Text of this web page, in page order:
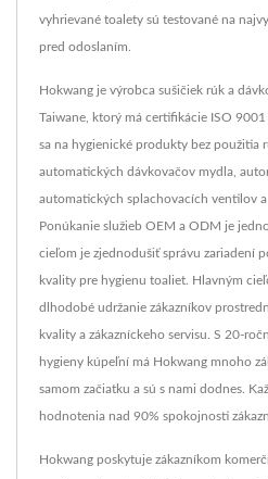
vyhrievané toalety sú testované na
pred odoslaním.
Hokwang je výrobca sušičiek rúk a
Taiwane, ktorý má certifikácie ISO
sa na hygienické produkty bez použitia
automatických dávkovačov mydla,
automatických splachovacích ventilov
Ponúkanie služieb OEM a ODM je
cieľom je zjednodušiť správu zariadení
kvality pre hygienu toaliet. Hlavným
dlhodobé udržanie zákazníkov
kvality a zákazníckeho servisu. S 20-
hygieny kúpeľní má Hokwang mnoho
samom začiatku a sú s nami dodnes.
hodnotenia nad 90% spokojnosti
Hokwang poskytuje zákazníkom